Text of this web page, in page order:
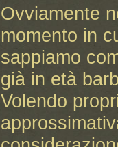
Ovviamente
momento in
sappiamo
già in età
Volendo